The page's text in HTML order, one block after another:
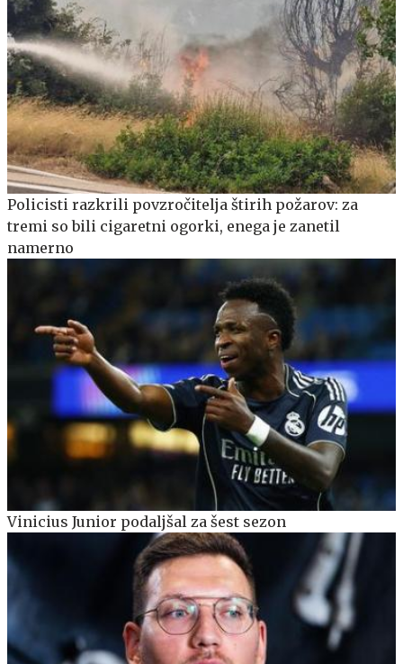
Policisti razkrili povzročitelja štirih požarov: za
tremi so bili cigaretni ogorki, enega je zanetil
namerno
Vinicius Junior podaljšal za šest sezon